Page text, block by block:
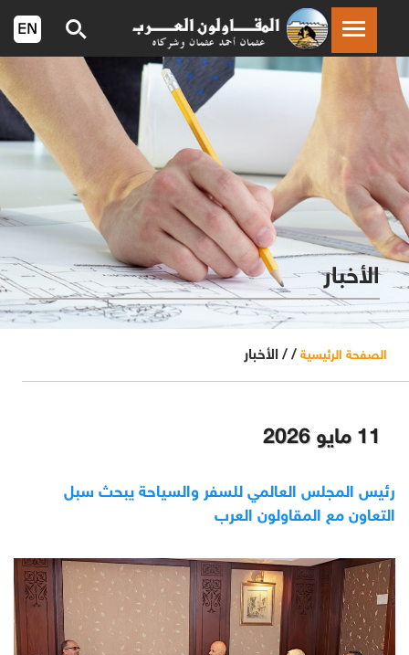
الأخبار
الصفحة الرئيسية / / الأخبار
11 مايو 2026
رئيس المجلس العالمي للسفر والسياحة يبحث سبل
التعاون مع المقاولون العرب